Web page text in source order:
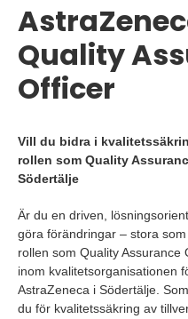
Quality
Officer
Vill du bidra i
rollen som Quality
Södertälje
Är du en driven,
göra förändringar – stora
rollen som Quality Assurance
inom kvalitetsorganisationen
AstraZeneca i Södertälje.
du för kvalitetssäkring av